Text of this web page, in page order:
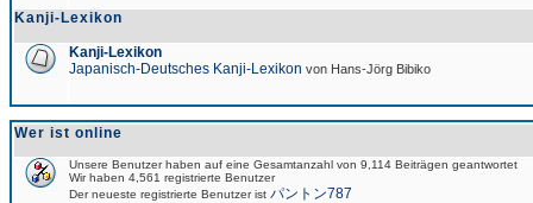
Kanji-Lexikon
Kanji-Lexikon
Japanisch-Deutsches Kanji-Lexikon von Hans-Jörg Bibiko
Wer ist online
Unsere Benutzer haben auf eine Gesamtanzahl von 9,114 Beiträgen geantwortet
Wir haben 4,561 registrierte Benutzer
Der neueste registrierte Benutzer ist パントン787